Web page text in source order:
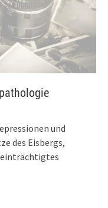
und
des Eisbergs,